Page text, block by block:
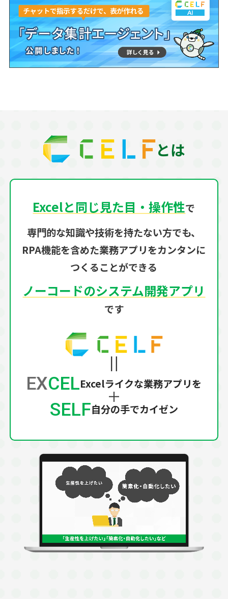
とは
EXCELExcelライクな業務アプリを
SELF自分の手でカイゼン
Excelと同じ見た目・操作性で
専門的な知識や技術を持たない方でも、
RPA機能を含めた業務アプリをカンタンに
つくることができる
ノーコードのシステム開発アプリ
です